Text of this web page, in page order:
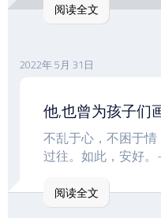
阅读全文
2022年 5月 31日
他,也曾为孩子们
不乱于心，不困于
过往。如此，安好
阅读全文